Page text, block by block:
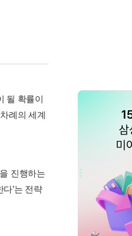
될 확률이
례의 세계
진행하는
’는 전략